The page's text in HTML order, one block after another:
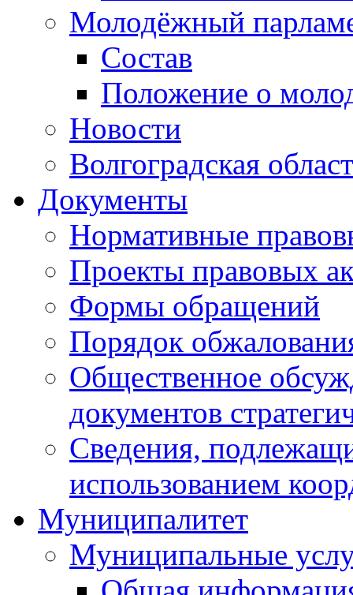
Молодёжный
Состав
Положение о
Новости
Волгоградская
Документы
Нормативные
Проекты правовых
Формы обращений
Порядок
Общественное
документов
Сведения,
использованием
Муниципалитет
Муниципальные